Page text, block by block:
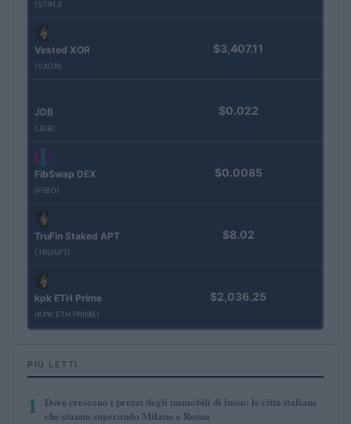
(STINJ)
Vested XOR
(VXOR)
$3,407.11
JDB
(JDB)
$0.022
FibSwap DEX
(FIBO)
$0.0085
TruFin Staked APT
(TRUAPT)
$8.02
kpk ETH Prime
(KPK ETH PRIME)
$2,036.25
PIÙ LETTI
1
Dove crescono i prezzi degli immobili di lusso: le città italiane
che stanno superando Milano e Roma